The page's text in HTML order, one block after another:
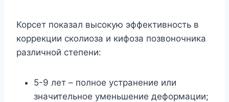
Корсет показал высокую эффективность в
коррекции сколиоза и кифоза позвоночника
различной степени:
5-9 лет – полное устранение или
значительное уменьшение деформации;